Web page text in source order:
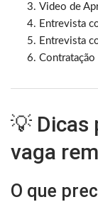
Video de
Entrevista
Entrevista
Contratação
💡 Dicas
vaga
O que